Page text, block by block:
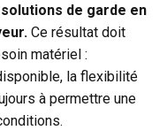
de garde en
Ce résultat doit
matériel :
la flexibilité
à permettre une